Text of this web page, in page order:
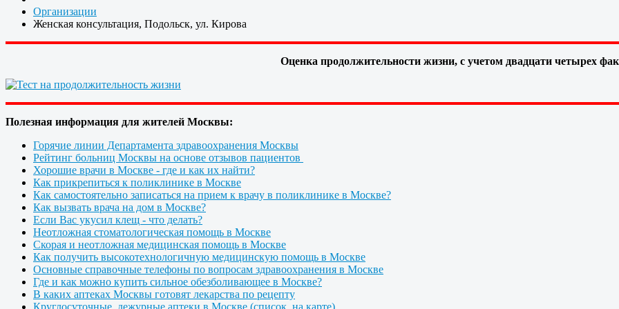
Организации
Женская консультация, Подольск, ул. Кирова
Оценка продолжительности жизни, с учетом двадцати четырех
Полезная информация для жителей Москвы:
Горячие линии Департамента здравоохранения Москвы
Рейтинг больниц Москвы на основе отзывов пациентов
Хорошие врачи в Москве - где и как их найти?
Как прикрепиться к поликлинике в Москве
Как самостоятельно записаться на прием к врачу в поликлинике в Москве?
Как вызвать врача на дом в Москве?
Если Вас укусил клещ - что делать?
Неотложная стоматологическая помощь в Москве
Скорая и неотложная медицинская помощь в Москве
Как получить высокотехнологичную медицинскую помощь в Москве
Основные справочные телефоны по вопросам здравоохранения в Москве
Где и как можно купить сильное обезболивающее в Москве?
В каких аптеках Москвы готовят лекарства по рецепту
Круглосуточные, дежурные аптеки в Москве (список, на карте)